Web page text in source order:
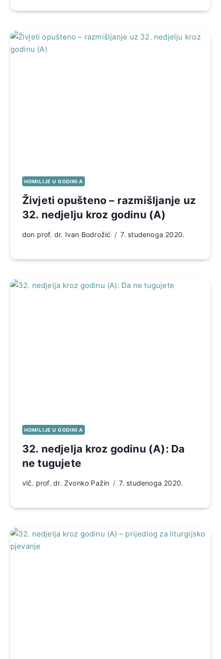
HOMILIJE U GODINI A
Živjeti opušteno – razmišljanje uz
32. nedjelju kroz godinu (A)
don prof. dr. Ivan Bodrožić 7. studenoga 2020.
HOMILIJE U GODINI A
32. nedjelja kroz godinu (A): Da
ne tugujete
vlč. prof. dr. Zvonko Pažin 7. studenoga 2020.